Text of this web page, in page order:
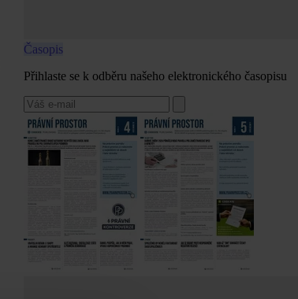
Časopis
Přihlaste se k odběru našeho elektronického časopisu